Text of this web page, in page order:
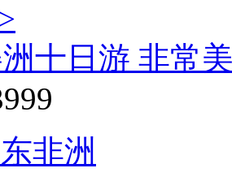
十日游 非常
非洲